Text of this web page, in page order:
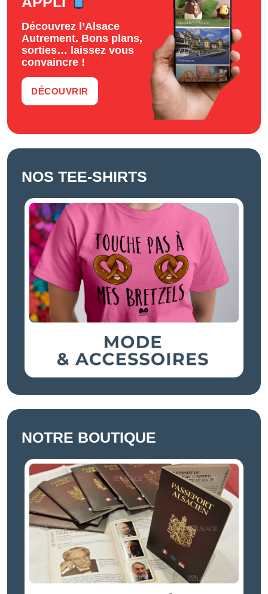
Découvrez l’Alsace
Autrement. Bons plans,
sorties… laissez vous
convaincre !
DÉCOUVRIR
NOS TEE-SHIRTS
NOTRE BOUTIQUE